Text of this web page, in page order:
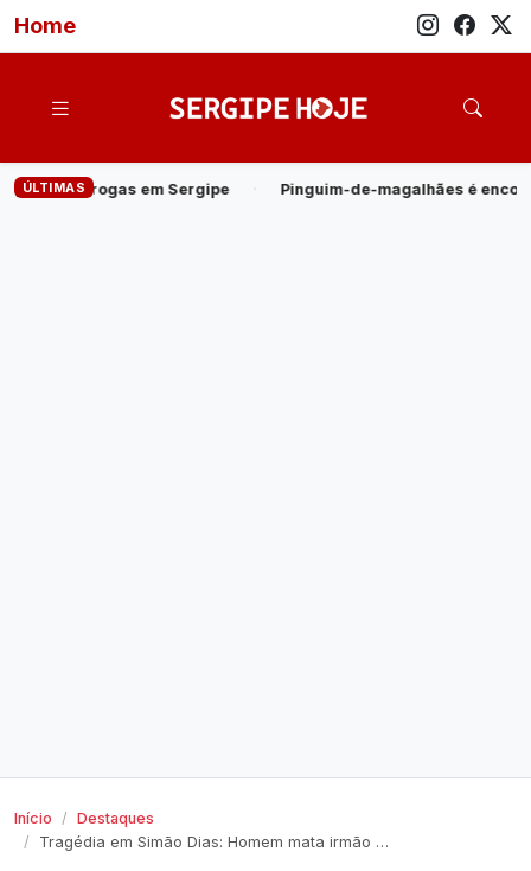
Home
ÚLTIMAS
· Pinguim-de-magalhães é encontrado morto na Praia do Saco
Início
Destaques
Tragédia em Simão Dias: Homem mata irmão a punhaladas na zona rural